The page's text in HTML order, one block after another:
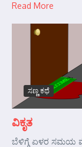
Read More
ಸಣ್ಣ ಕಥೆ
ವಿಕೃತ
ಬೆಳಿಗ್ಗೆ ಏಳರ ಸಮಯ